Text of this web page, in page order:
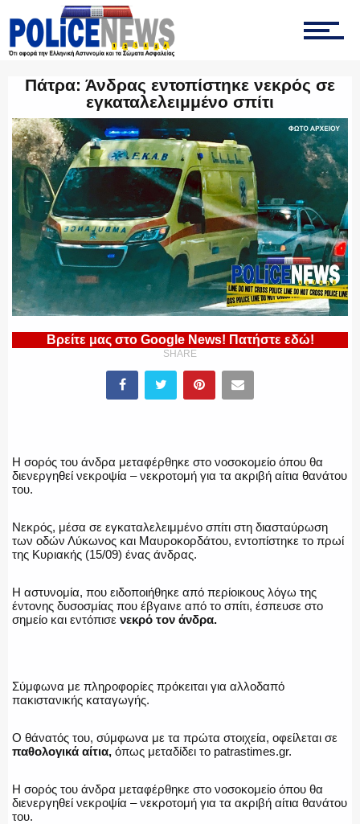
ΤΡΟΧΑΙΑ
ΟΠΚΕ
ΟΜΑΔΑ “Ζ”
ΕΚΑΜ
ΛΙΜΕΝΙΚΟ
ΕΚΑΒ
Πάτρα: Άνδρας εντοπίστηκε νεκρός σε
εγκαταλελειμμένο σπίτι
Βρείτε μας στο Google News! Πατήστε εδώ!
SHARE
Η σορός του άνδρα μεταφέρθηκε στο νοσοκομείο όπου θα
διενεργηθεί νεκροψία – νεκροτομή για τα ακριβή αίτια θανάτου
του.
Νεκρός, μέσα σε εγκαταλελειμμένο σπίτι στη διασταύρωση
των οδών Λύκωνος και Μαυροκορδάτου, εντοπίστηκε το πρωί
της Κυριακής (15/09) ένας άνδρας.
Η αστυνομία, που ειδοποιήθηκε από περίοικους λόγω της
έντονης δυσοσμίας που έβγαινε από το σπίτι, έσπευσε στο
σημείο και εντόπισε νεκρό τον άνδρα.
Σύμφωνα με πληροφορίες πρόκειται για αλλοδαπό
πακιστανικής καταγωγής.
Ο θάνατός του, σύμφωνα με τα πρώτα στοιχεία, οφείλεται σε
παθολογικά αίτια, όπως μεταδίδει το patrastimes.gr.
Η σορός του άνδρα μεταφέρθηκε στο νοσοκομείο όπου θα
διενεργηθεί νεκροψία – νεκροτομή για τα ακριβή αίτια θανάτου
του.